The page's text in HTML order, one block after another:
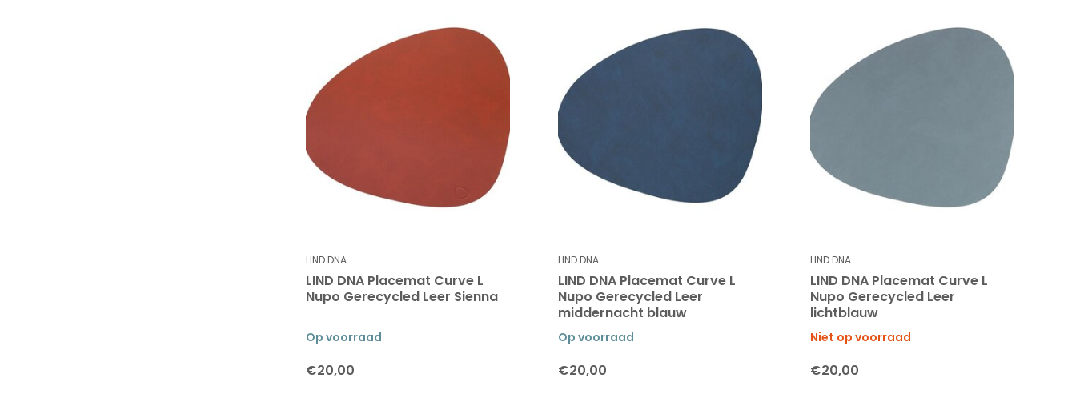
LIND DNA
LIND DNA Placemat Curve L
Nupo Gerecycled Leer Sienna
Op voorraad
€20,00
LIND DNA
LIND DNA Placemat Curve L
Nupo Gerecycled Leer
middernacht blauw
Op voorraad
€20,00
LIND DNA
LIND DNA Placemat Curve L
Nupo Gerecycled Leer
lichtblauw
Niet op voorraad
€20,00